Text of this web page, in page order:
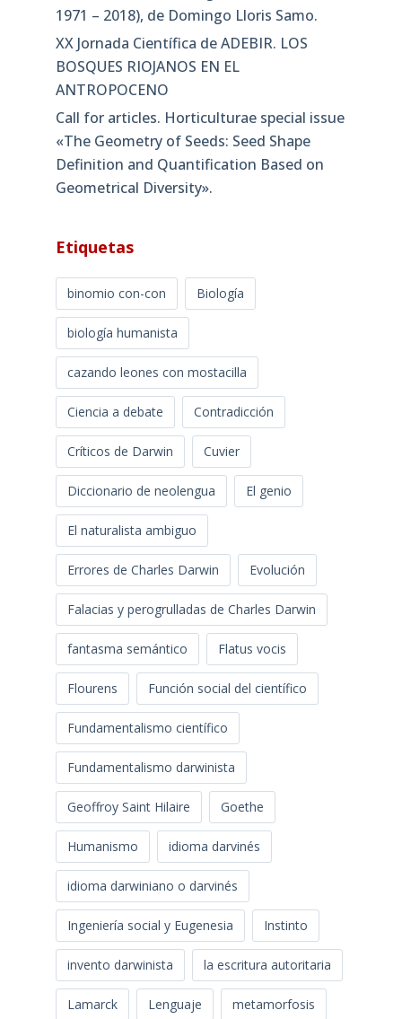
1971 – 2018), de Domingo Lloris Samo.
XX Jornada Científica de ADEBIR. LOS
BOSQUES RIOJANOS EN EL
ANTROPOCENO
Call for articles. Horticulturae special issue
«The Geometry of Seeds: Seed Shape
Definition and Quantification Based on
Geometrical Diversity»​.
Etiquetas
binomio con-con Biología
biología humanista
cazando leones con mostacilla
Ciencia a debate Contradicción
Críticos de Darwin Cuvier
Diccionario de neolengua El genio
El naturalista ambiguo
Errores de Charles Darwin Evolución
Falacias y perogrulladas de Charles Darwin
fantasma semántico Flatus vocis
Flourens Función social del científico
Fundamentalismo científico
Fundamentalismo darwinista
Geoffroy Saint Hilaire Goethe
Humanismo idioma darvinés
idioma darwiniano o darvinés
Ingeniería social y Eugenesia Instinto
invento darwinista la escritura autoritaria
Lamarck Lenguaje metamorfosis